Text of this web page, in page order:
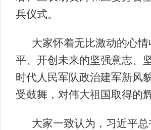
兵仪式。
大家怀着无比激动的心
平、开创未来的坚强意志、
时代人民军队政治建军新风
受鼓舞，对伟大祖国取得的
大家一致认为，习近平